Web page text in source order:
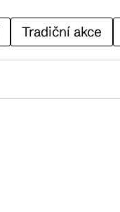
Tradiční akce